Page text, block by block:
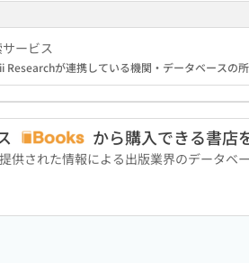
ービス
Researchが連携している機関・データベースの所
から購入できる書店
供された情報による出版業界のデータ